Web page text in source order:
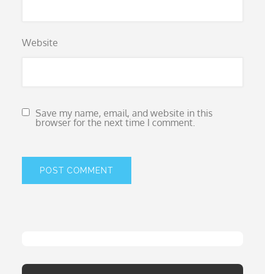
Website
Save my name, email, and website in this
browser for the next time I comment.